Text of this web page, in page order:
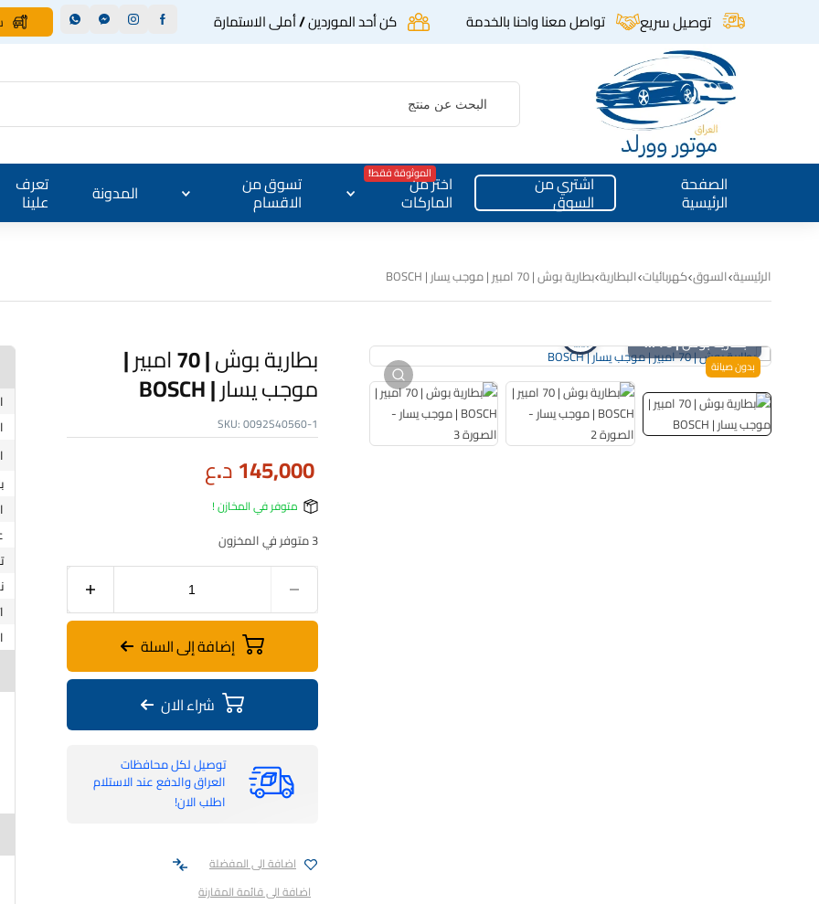
توصيل سريع تواصل معنا واحنا بالخدمة كن أحد الموردين / أملى الاستمارة
الصفحة
الرئيسية
اشتري من
السوق
اختر من
الماركات
الموثوقة فقط! تسوق من
الاقسام المدونة تعرف
علينا
الرئيسية السوق كهربائيات البطارية بطارية بوش | 70 امبير | موجب يسار | BOSCH
بدون صيانة
بطارية بوش | 70 امبير | موجب يسار | BOSCH
بطارية بوش | 70 امبير | موجب يسار | BOSCH
بطارية بوش | 70 امبير |
موجب يسار | BOSCH
SKU:0092S40560-1
145,000د.ع
متوفر في المخازن !
3 متوفر في المخزون
إضافة إلى السلة
شراء الان
توصيل لكل محافظات
العراق والدفع عند الاستلام
اطلب الان!
اضافة الى المفضلة
اضافة الى قائمة المقارنة